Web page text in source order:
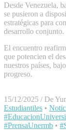
Desde Venezuela,
se pusieron a
estratégicas para
desarrollo conjunto.
El encuentro
que potencien el
nuestros países,
progreso.
15/12/2025 / De
Estudiantiles •
#PrensaUnermb •